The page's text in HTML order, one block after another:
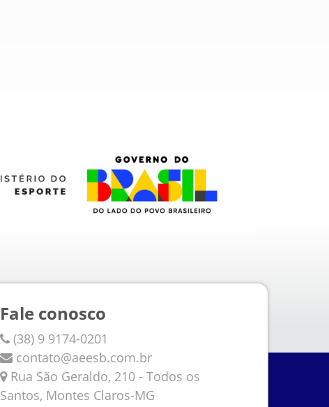
Fale conosco
(38) 9 9174-0201
contato@aeesb.com.br
Rua São Geraldo, 210 - Todos os
Santos, Montes Claros-MG